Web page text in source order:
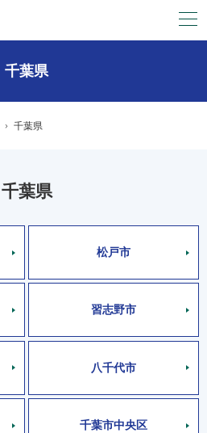
千葉県
千葉県
千葉県
松戸市
習志野市
八千代市
千葉市中央区